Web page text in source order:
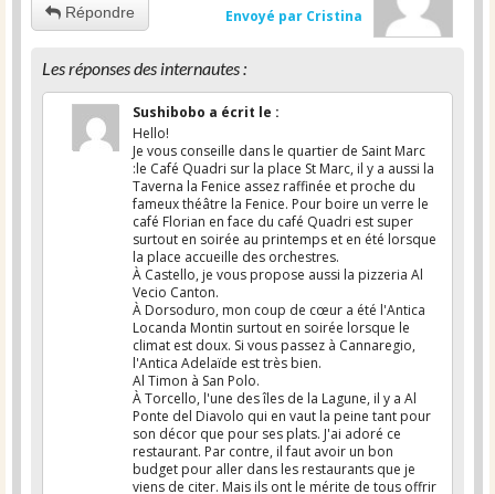
Envoyé par Cristina
Répondre
Les réponses des internautes :
Sushibobo a écrit le :
Hello!
Je vous conseille dans le quartier de Saint Marc
:le Café Quadri sur la place St Marc, il y a aussi la
Taverna la Fenice assez raffinée et proche du
fameux théâtre la Fenice. Pour boire un verre le
café Florian en face du café Quadri est super
surtout en soirée au printemps et en été lorsque
la place accueille des orchestres.
À Castello, je vous propose aussi la pizzeria Al
Vecio Canton.
À Dorsoduro, mon coup de cœur a été l'Antica
Locanda Montin surtout en soirée lorsque le
climat est doux. Si vous passez à Cannaregio,
l'Antica Adelaïde est très bien.
Al Timon à San Polo.
À Torcello, l'une des îles de la Lagune, il y a Al
Ponte del Diavolo qui en vaut la peine tant pour
son décor que pour ses plats. J'ai adoré ce
restaurant. Par contre, il faut avoir un bon
budget pour aller dans les restaurants que je
viens de citer. Mais ils ont le mérite de tous offrir